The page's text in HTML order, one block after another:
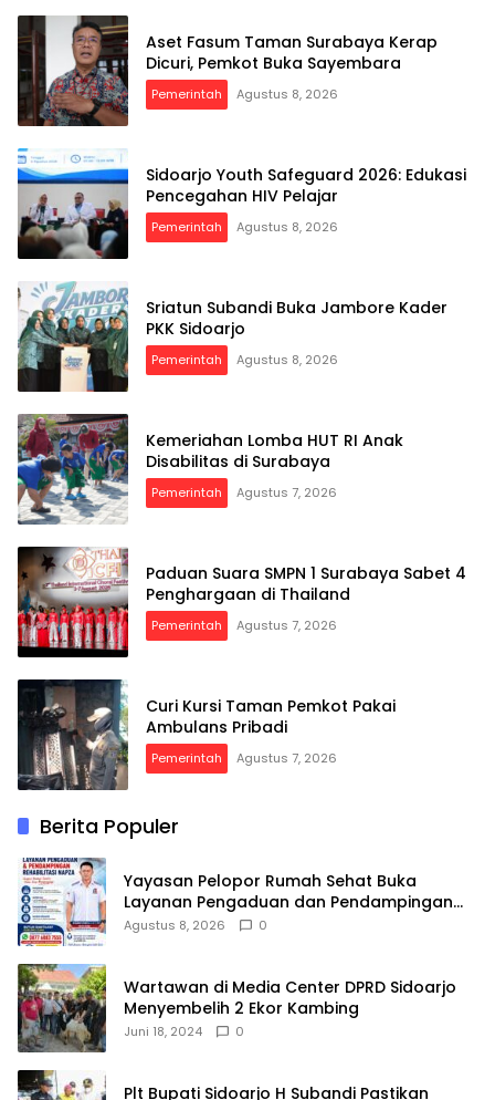
Aset Fasum Taman Surabaya Kerap
Dicuri, Pemkot Buka Sayembara
Pemerintah Agustus 8, 2026
Sidoarjo Youth Safeguard 2026: Edukasi
Pencegahan HIV Pelajar
Pemerintah Agustus 8, 2026
Sriatun Subandi Buka Jambore Kader
PKK Sidoarjo
Pemerintah Agustus 8, 2026
Kemeriahan Lomba HUT RI Anak
Disabilitas di Surabaya
Pemerintah Agustus 7, 2026
Paduan Suara SMPN 1 Surabaya Sabet 4
Penghargaan di Thailand
Pemerintah Agustus 7, 2026
Curi Kursi Taman Pemkot Pakai
Ambulans Pribadi
Pemerintah Agustus 7, 2026
Berita Populer
Yayasan Pelopor Rumah Sehat Buka
Layanan Pengaduan dan Pendampingan
Rehabilitasi NAPZA 24 Jam
Agustus 8, 2026 0
Wartawan di Media Center DPRD Sidoarjo
Menyembelih 2 Ekor Kambing
Juni 18, 2024 0
Plt Bupati Sidoarjo H Subandi Pastikan